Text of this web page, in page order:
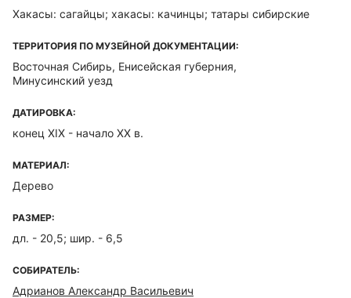
Хакасы: сагайцы; хакасы: качинцы; татары сибирские
ТЕРРИТОРИЯ ПО МУЗЕЙНОЙ ДОКУМЕНТАЦИИ:
Восточная Сибирь, Енисейская губерния,
Минусинский уезд
ДАТИРОВКА:
конец XIX - начало ХХ в.
МАТЕРИАЛ:
Дерево
РАЗМЕР:
дл. - 20,5; шир. - 6,5
СОБИРАТЕЛЬ:
Адрианов Александр Васильевич